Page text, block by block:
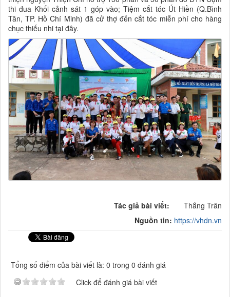
thi đua Khối cảnh sát 1 góp vào; Tiệm cắt tóc Út Hiền (Q.Bình
Tân, TP. Hồ Chí Minh) đã cử thợ đến cắt tóc miễn phí cho hàng
chục thiếu nhi tại đây.
Tác giả bài viết:
Thắng Trân
Nguồn tin: https://vhdn.vn
Tổng số điểm của bài viết là: 0 trong 0 đánh giá
Click để đánh giá bài viết